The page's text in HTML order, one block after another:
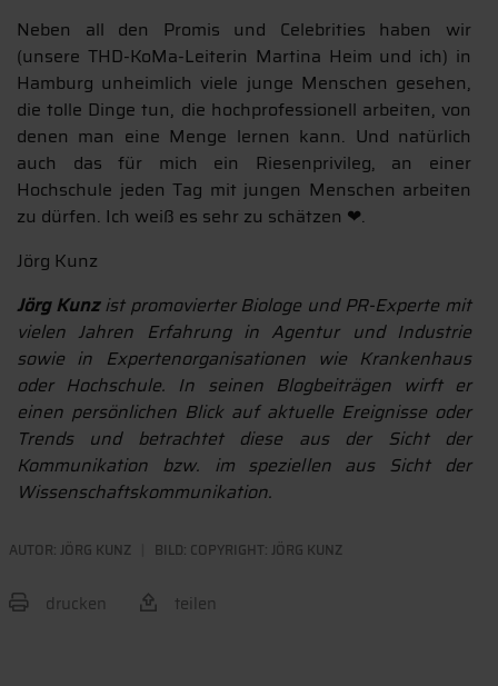
Neben all den Promis und Celebrities haben wir
(unsere THD-KoMa-Leiterin Martina Heim und ich) in
Hamburg unheimlich viele junge Menschen gesehen,
die tolle Dinge tun, die hochprofessionell arbeiten, von
denen man eine Menge lernen kann. Und natürlich
auch das für mich ein Riesenprivileg, an einer
Hochschule jeden Tag mit jungen Menschen arbeiten
zu dürfen. Ich weiß es sehr zu schätzen ❤.
Jörg Kunz
Jörg Kunzist promovierter Biologe und PR-Experte mit
vielen Jahren Erfahrung in Agentur und Industrie
sowie in Expertenorganisationen wie Krankenhaus
oder Hochschule. In seinen Blogbeiträgen wirft er
einen persönlichen Blick auf aktuelle Ereignisse oder
Trends und betrachtet diese aus der Sicht der
Kommunikation bzw. im speziellen aus Sicht der
Wissenschaftskommunikation.
AUTOR: JÖRG KUNZ BILD: COPYRIGHT: JÖRG KUNZ
drucken teilen